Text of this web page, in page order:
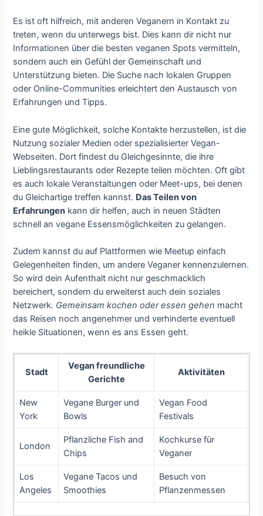
Es ist oft hilfreich, mit anderen Veganern in Kontakt zu
treten, wenn du unterwegs bist. Dies kann dir nicht nur
Informationen über die besten veganen Spots vermitteln,
sondern auch ein Gefühl der Gemeinschaft und
Unterstützung bieten. Die Suche nach lokalen Gruppen
oder Online-Communities erleichtert den Austausch von
Erfahrungen und Tipps.
Eine gute Möglichkeit, solche Kontakte herzustellen, ist die
Nutzung sozialer Medien oder spezialisierter Vegan-
Webseiten. Dort findest du Gleichgesinnte, die ihre
Lieblingsrestaurants oder Rezepte teilen möchten. Oft gibt
es auch lokale Veranstaltungen oder Meet-ups, bei denen
du Gleichartige treffen kannst. Das Teilen von
Erfahrungen kann dir helfen, auch in neuen Städten
schnell an vegane Essensmöglichkeiten zu gelangen.
Zudem kannst du auf Plattformen wie Meetup einfach
Gelegenheiten finden, um andere Veganer kennenzulernen.
So wird dein Aufenthalt nicht nur geschmacklich
bereichert, sondern du erweiterst auch dein soziales
Netzwerk. Gemeinsam kochen oder essen gehen macht
das Reisen noch angenehmer und verhinderte eventuell
heikle Situationen, wenn es ans Essen geht.
Stadt
Vegan freundliche
Gerichte
Aktivitäten
New
York
Vegane Burger und
Bowls
Vegan Food
Festivals
London
Pflanzliche Fish and
Chips
Kochkurse für
Veganer
Los
Angeles
Vegane Tacos und
Smoothies
Besuch von
Pflanzenmessen